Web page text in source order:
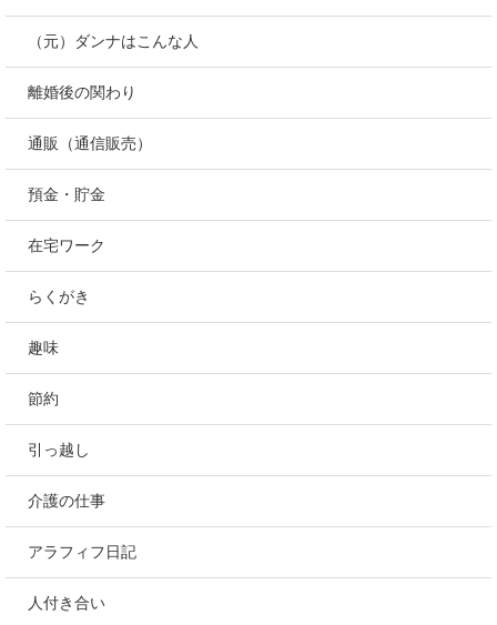
（元）ダンナはこんな人
離婚後の関わり
通販（通信販売）
預金・貯金
在宅ワーク
らくがき
趣味
節約
引っ越し
介護の仕事
アラフィフ日記
人付き合い